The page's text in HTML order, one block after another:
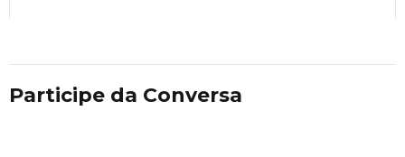
Participe da Conversa